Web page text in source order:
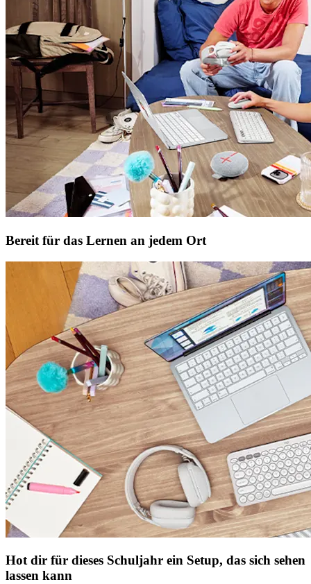
Bereit für das Lernen an jedem Ort
Hot dir für dieses Schuljahr ein Setup, das sich sehen
lassen kann